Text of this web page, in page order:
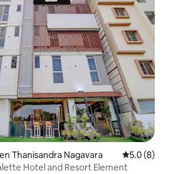
Thanisandra Nagavara
5.0 (8)
Hotel and Resort Element